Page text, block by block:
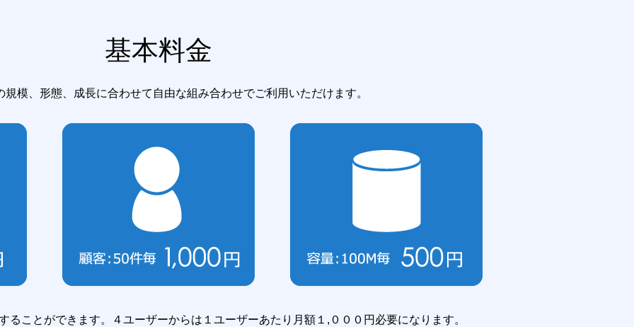
基本料金
規模、形態、成長に合わせて自由な組み合わせでご利用いただけます。
ことができます。４ユーザーからは１ユーザーあたり月額１,０００円必要になります。